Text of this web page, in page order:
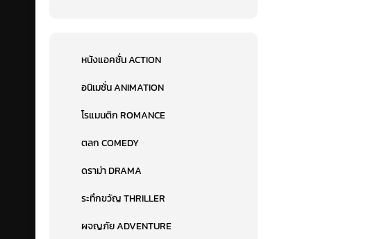
หนังแอคชั่น ACTION
อนิเมชั่น ANIMATION
โรแมนติก ROMANCE
ตลก COMEDY
ดราม่า DRAMA
ระทึกขวัญ THRILLER
ผจญภัย ADVENTURE